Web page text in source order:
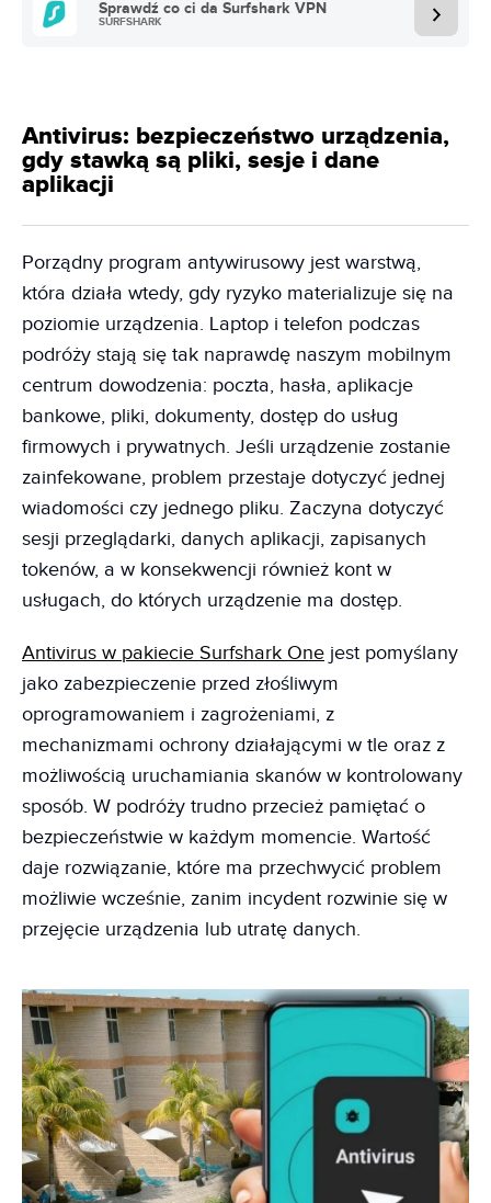
Sprawdź co ci da Surfshark VPN
SURFSHARK
Antivirus: bezpieczeństwo urządzenia,
gdy stawką są pliki, sesje i dane
aplikacji
Porządny program antywirusowy jest warstwą,
która działa wtedy, gdy ryzyko materializuje się na
poziomie urządzenia. Laptop i telefon podczas
podróży stają się tak naprawdę naszym mobilnym
centrum dowodzenia: poczta, hasła, aplikacje
bankowe, pliki, dokumenty, dostęp do usług
firmowych i prywatnych. Jeśli urządzenie zostanie
zainfekowane, problem przestaje dotyczyć jednej
wiadomości czy jednego pliku. Zaczyna dotyczyć
sesji przeglądarki, danych aplikacji, zapisanych
tokenów, a w konsekwencji również kont w
usługach, do których urządzenie ma dostęp.
Antivirus w pakiecie Surfshark One jest pomyślany
jako zabezpieczenie przed złośliwym
oprogramowaniem i zagrożeniami, z
mechanizmami ochrony działającymi w tle oraz z
możliwością uruchamiania skanów w kontrolowany
sposób. W podróży trudno przecież pamiętać o
bezpieczeństwie w każdym momencie. Wartość
daje rozwiązanie, które ma przechwycić problem
możliwie wcześnie, zanim incydent rozwinie się w
przejęcie urządzenia lub utratę danych.